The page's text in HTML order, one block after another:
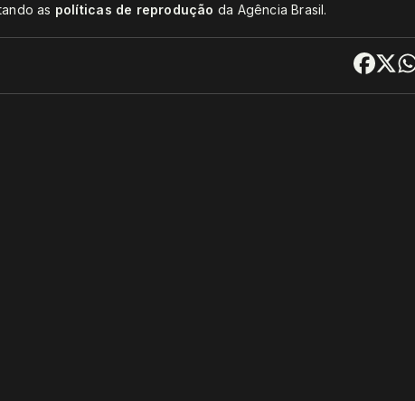
as políticas de reprodução da Agência Brasil.